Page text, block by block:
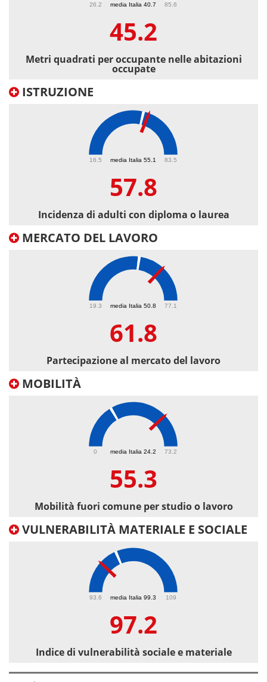
media Italia 40.7
26.2 85.6
45.2
Metri quadrati per occupante nelle abitazioni
occupate
ISTRUZIONE
media Italia 55.1
16.5 83.5
57.8
Incidenza di adulti con diploma o laurea
MERCATO DEL LAVORO
media Italia 50.8
19.3 77.1
61.8
Partecipazione al mercato del lavoro
MOBILITÀ
media Italia 24.2
0 73.2
55.3
Mobilità fuori comune per studio o lavoro
VULNERABILITÀ MATERIALE E SOCIALE
media Italia 99.3
93.6 109
97.2
Indice di vulnerabilità sociale e materiale